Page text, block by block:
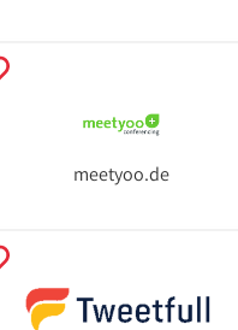
meetyoo.de